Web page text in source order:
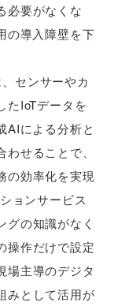
必要がなくな
の導入障壁を下
センサーやカ
たIoTデータを
AIによる分析と
せることで、
の効率化を実現
ョンサービス
グの知識がなく
操作だけで設定
場主導のデジタ
みとして活用が